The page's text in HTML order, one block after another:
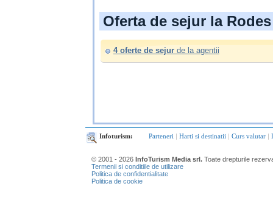
Oferta de sejur la
4 oferte de sejur de la agentii
Infoturism: Parteneri | Harti si destinatii | Curs valutar |
© 2001 - 2026 InfoTurism Media srl. Toate drepturile
Termenii si conditiile de utilizare
Politica de confidentialitate
Politica de cookie